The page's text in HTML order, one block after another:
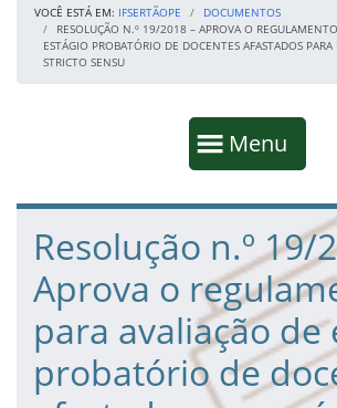
VOCÊ ESTÁ EM: IFSERTÃOPE
DOCUMENTOS
RESOLUÇÃO N.º 19/2018 – APROVA O
ESTÁGIO PROBATÓRIO DE DOCENTES AFASTADOS PARA
STRICTO SENSU
Mostrar
Menu
Fim da navegação
Início do conteúdo
Resolução n.º 19/
Aprova o
para avaliação de
probatório de